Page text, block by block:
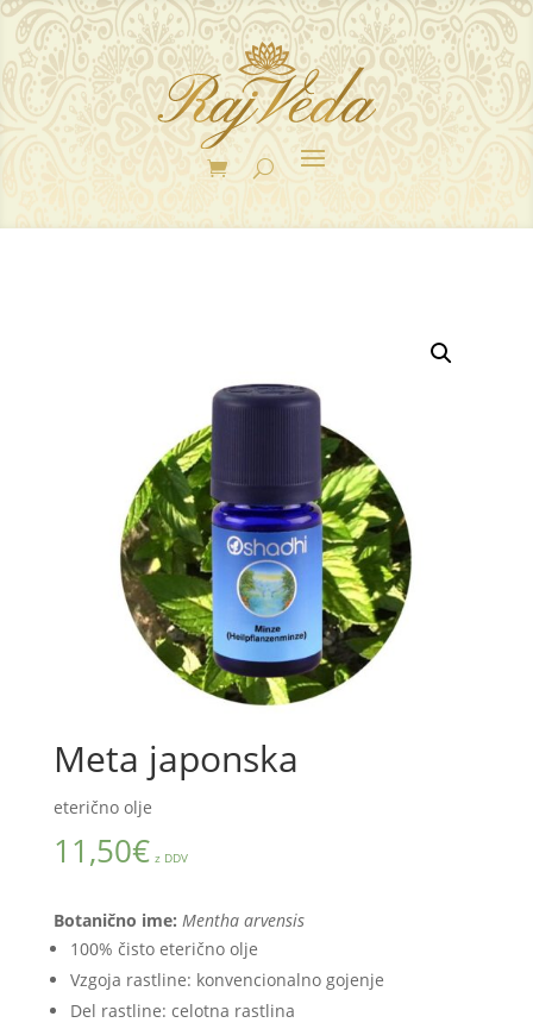
Meta japonska
eterično olje
11,50€ z DDV
Botanično ime: Mentha arvensis
100% čisto eterično olje
Vzgoja rastline: konvencionalno gojenje
Del rastline: celotna rastlina